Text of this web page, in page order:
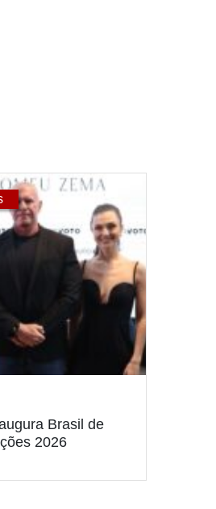
Brasil de
2026